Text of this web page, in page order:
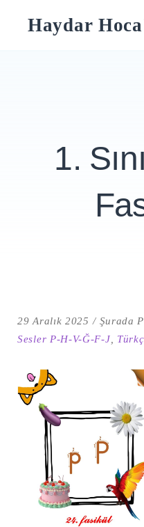
Haydar
Şu
kelime
1.
29 Aralık 2025 Şurada
Sesler P-H-V-Ğ-F-J